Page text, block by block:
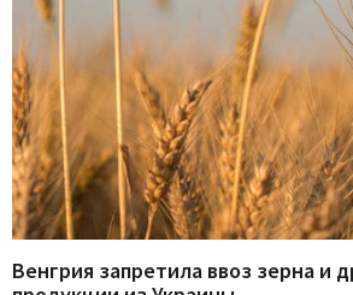
Венгрия запретила ввоз зерна и